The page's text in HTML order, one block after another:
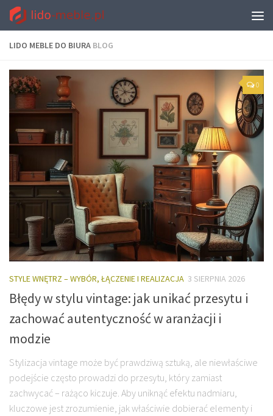
LIDO MEBLE DO BIURA BLOG
0
STYLE WNĘTRZ – WYBÓR, ŁĄCZENIE I REALIZACJA 3 SIERPNIA 2026
Błędy w stylu vintage: jak unikać przesytu i
zachować autentyczność w aranżacji i
modzie
Stylizacja vintage może być prawdziwą sztuką, ale niewłaściwe
podejście często prowadzi do przesytu, który zamiast
zachwycać – rażąco kiczuje. Aby uniknąć efektu nadmiaru,
kluczowe jest zrozumienie, jak właściwie dobierać elementy i